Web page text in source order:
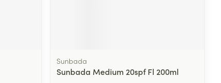
Sunbada
Sunbada Medium 20spf Fl 200ml